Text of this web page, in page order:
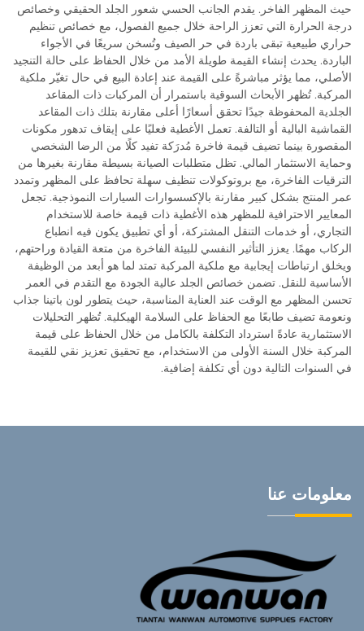
حيث المظهر الفاخر. يقدم الجانب الحسي شعور الجلد الحقيقي وخصائص
درجة الحرارة التي تعزز الراحة خلال جميع الفصول، مع خصائص تنظيم
حراري طبيعية تبقى باردة في حر الصيف وتُسخن سريعًا في الأجواء
الباردة. يحدث إنشاء القيمة طويلة الأمد من خلال الحفاظ على حالة التنجيد
الأصلي، مما يؤثر مباشرةً على القيمة عند إعادة البيع في حال تغيّر ملكية
المركبة. تُظهر الأبحاث السوقية باستمرار أن المركبات ذات المقاعد
الجلدية المحفوظة جيدًا تحقق أسعارًا أعلى مقارنة بتلك ذات المقاعد
القماشية البالية أو التالفة. تعمل الأغطية فعليًا على إيقاف تدهور مكونات
المقصورة بينما تضيف قيمة فاخرة مُدرَكة تفيد كلًا من الرضا الشخصي
وحماية الاستثمار المالي. تظل متطلبات الصيانة بسيطة مقارنة بغيرها من
الترقيات الفاخرة، مع بروتوكولات تنظيف سهلة تحافظ على المظهر وتمدد
عمر المنتج بشكل كبير مقارنة بالإكسسوارات السيارات النموذجية. تجعل
المعايير الاحترافية للمظهر هذه الأغطية ذات قيمة خاصة للاستخدام
التجاري، أو خدمات التنقل المشتركة، أو أي تطبيق يكون فيه انطباع
الركاب مهمًا. يعزز التأثير النفسي للبيئة الفاخرة من متعة القيادة وراحتهم،
ويخلق ارتباطات إيجابية مع ملكية المركبة تمتد لما هو أبعد من الوظيفة
الأساسية للنقل. تضمن خصائص الجلد عالية الجودة مع التقدم في العمر
تحسن المظهر مع الوقت عند العناية المناسبة، حيث يتطور لون باتينا جذاب
ونعومة تضيف طابعًا مع الحفاظ على السلامة الهيكلية. تُظهر التحليلات
الاستثمارية عادةً استرداد التكلفة بالكامل من خلال الحفاظ على قيمة
المركبة خلال السنة الأولى من الاستخدام، مع تحقيق تعزيز نقي للقيمة
في السنوات التالية دون أي تكلفة إضافية.
معلومات عنا